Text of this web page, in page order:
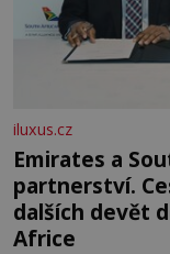
iluxus.cz
Emirates a
partnerství.
dalších devět
Africe